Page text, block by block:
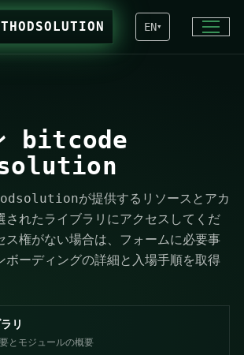
EN▾
bitcode
が提供するリソースとアカ
されたライブラリにアクセスしてくだ
ス権がない場合は、フォームに必要事
ボーディングの詳細と入場手順を取得
リ
とモジュールの概要